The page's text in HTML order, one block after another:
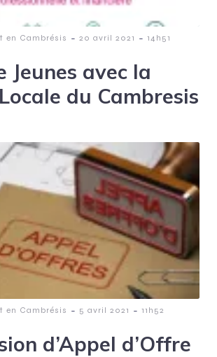
en Cambrésis - 20 avril 2021 - 14h51
Jeunes avec la
du Cambresis
en Cambrésis - 5 avril 2021 - 11h52
d’Appel d’Offre